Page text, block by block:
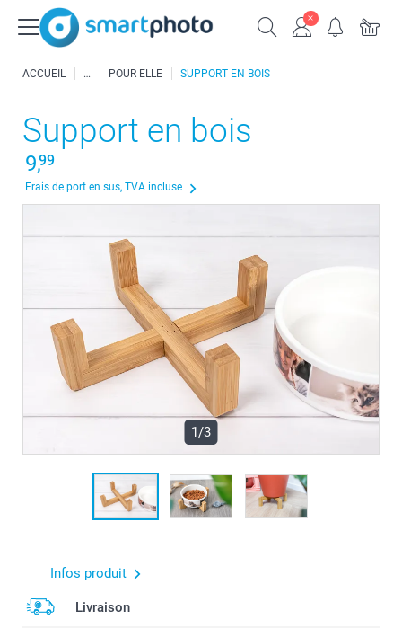
ACCUEIL POUR ELLE SUPPORT EN BOIS
Support en bois
9,99
Frais de port en sus, TVA incluse
1/3
Infos produit
Livraison